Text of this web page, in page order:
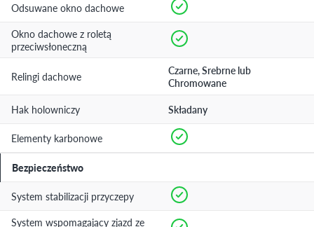
Odsuwane okno dachowe
Okno dachowe z roletą
przeciwsłoneczną
Relingi dachowe
Czarne, Srebrne lub
Chromowane
Hak holowniczy
Składany
Elementy karbonowe
Bezpieczeństwo
System stabilizacji przyczepy
System wspomagający zjazd ze